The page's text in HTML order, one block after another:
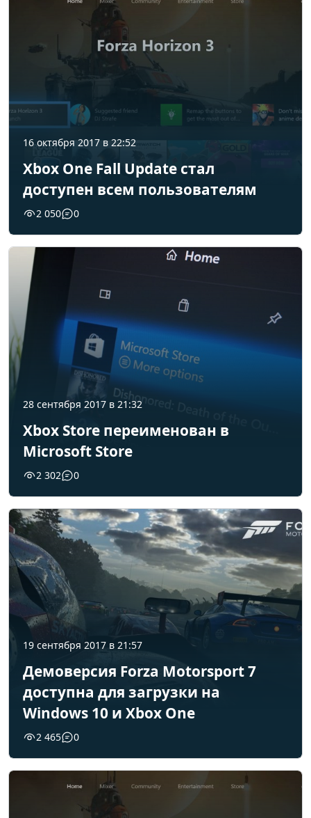
16 октября 2017 в 22:52
Xbox One Fall Update стал
доступен всем пользователям
2 050 0
28 сентября 2017 в 21:32
Xbox Store переименован в
Microsoft Store
2 302 0
19 сентября 2017 в 21:57
Демоверсия Forza Motorsport 7
доступна для загрузки на
Windows 10 и Xbox One
2 465 0